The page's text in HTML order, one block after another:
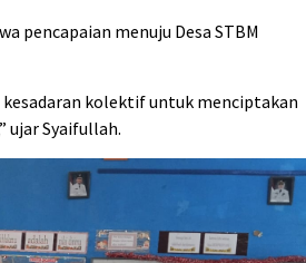
pencapaian menuju Desa STBM
kolektif untuk menciptakan
ujar Syaifullah.